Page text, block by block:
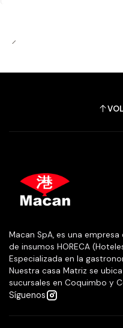
Macan SpA, es una
de insumos HORECA
Especializada en la
Nuestra casa Matriz se
sucursales en Coquimbo y
Síguenos